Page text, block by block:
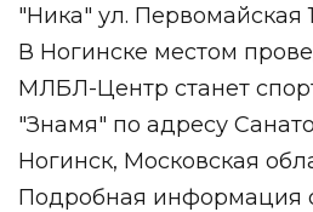
"Ника" ул. Первомайская
В Ногинске местом
МЛБЛ-Центр станет
"Знамя" по адресу
Ногинск, Московская
Подробная информация